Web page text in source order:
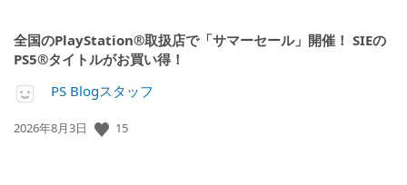
全国のPlayStation®取扱店で「サマーセール」開催！ SIEの
PS5®タイトルがお買い得！
PS Blogスタッフ
公
2026年8月3日 15